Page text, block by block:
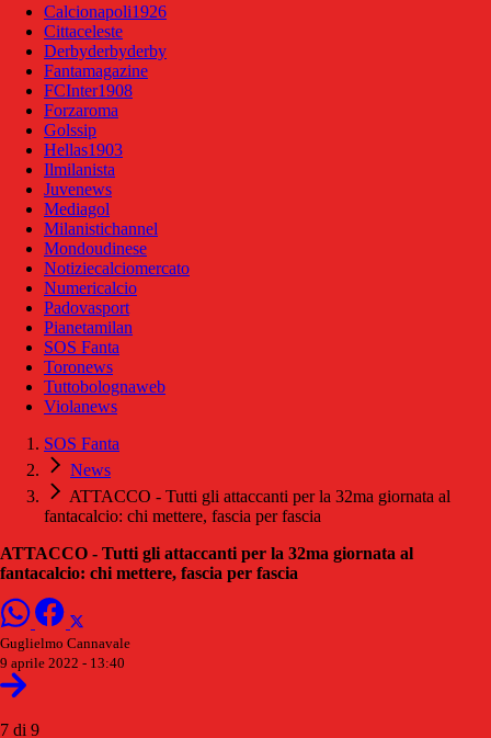
Calcionapoli1926
Cittaceleste
Derbyderbyderby
Fantamagazine
FCInter1908
Forzaroma
Golssip
Hellas1903
Ilmilanista
Juvenews
Mediagol
Milanistichannel
Mondoudinese
Notiziecalciomercato
Numericalcio
Padovasport
Pianetamilan
SOS Fanta
Toronews
Tuttobolognaweb
Violanews
SOS Fanta
News
ATTACCO - Tutti gli attaccanti per la 32ma giornata al
fantacalcio: chi mettere, fascia per fascia
ATTACCO - Tutti gli attaccanti per la 32ma giornata al
fantacalcio: chi mettere, fascia per fascia
Guglielmo Cannavale
9 aprile 2022 - 13:40
7 di 9